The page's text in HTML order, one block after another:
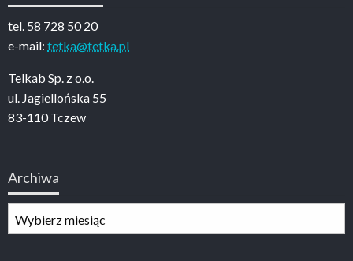
tel. 58 728 50 20
e-mail: tetka@tetka.pl
Telkab Sp. z o.o.
ul. Jagiellońska 55
83-110 Tczew
Archiwa